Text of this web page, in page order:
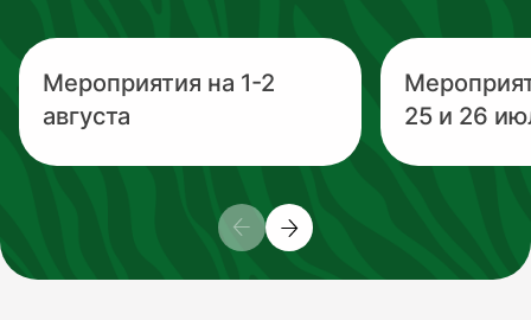
Мероприятия на 1-2
августа
25 и 26